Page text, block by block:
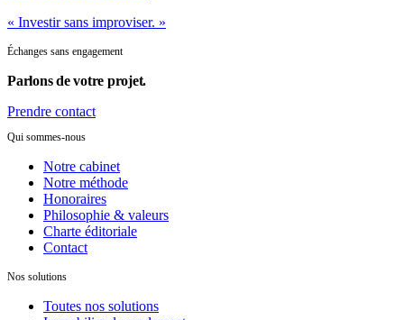
« Investir sans improviser. »
Échanges sans engagement
Parlons de votre projet.
Prendre contact
Qui sommes-nous
Notre cabinet
Notre méthode
Honoraires
Philosophie & valeurs
Charte éditoriale
Contact
Nos solutions
Toutes nos solutions